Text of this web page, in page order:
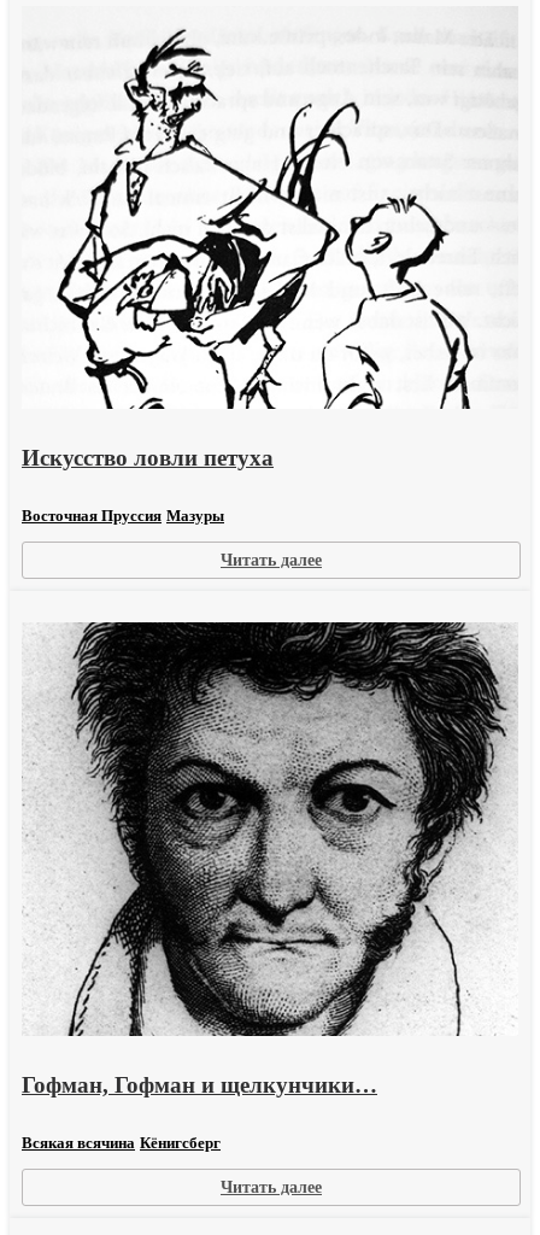
Искусство ловли петуха
Восточная Пруссия Мазуры
Читать далее:
Искусство
петуха
Гофман, Гофман и щелкунчики…
Всякая всячина Кёнигсберг
Читать далее:
Гофман,